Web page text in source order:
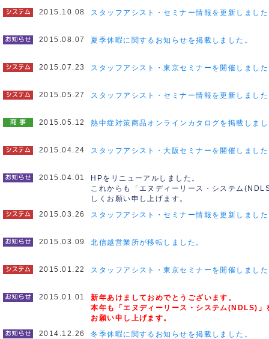
2015.10.08 スタッフアシスト・セミナー情報を更新しまし
2015.08.07 夏季休暇に関するお知らせを掲載しました。
2015.07.23 スタッフアシスト・東京セミナーを開催しまし
2015.05.27 スタッフアシスト・セミナー情報を更新しまし
2015.05.12 熱中症対策商品オンラインカタログを掲載しま
2015.04.24 スタッフアシスト・大阪セミナーを開催しまし
2015.04.01
HPをリニューアルしました。
これからも「エヌディーリース・システム
しくお願い申し上げます。
2015.03.26
スタッフアシスト・セミナー情報を更新しまし
2015.03.09 北信越営業所が移転しました。
2015.01.22 スタッフアシスト・東京セミナーを開催しまし
2015.01.01
新年あけましておめでとうございます。
本年も「エヌディーリース・システム(NDLS)」
お願い申し上げます。
2014.12.26
冬季休暇に関するお知らせを掲載しました。